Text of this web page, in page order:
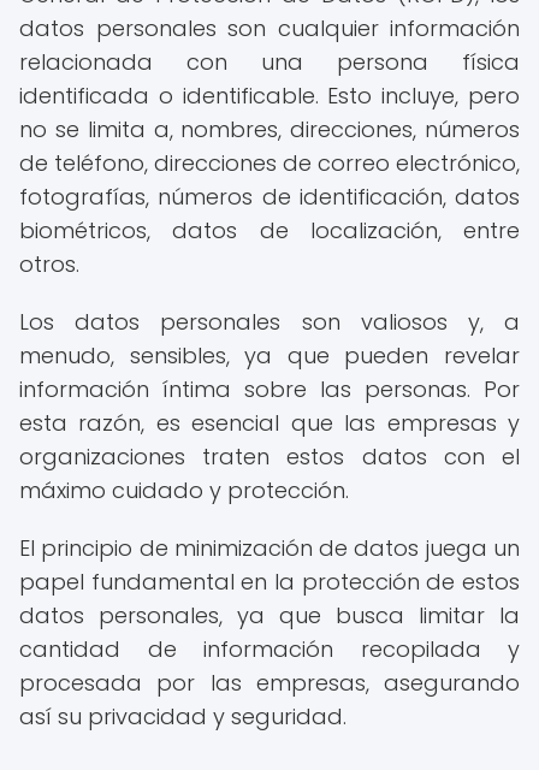
datos personales son cualquier información
relacionada con una persona física
identificada o identificable. Esto incluye, pero
no se limita a, nombres, direcciones, números
de teléfono, direcciones de correo electrónico,
fotografías, números de identificación, datos
biométricos, datos de localización, entre
otros.
Los datos personales son valiosos y, a
menudo, sensibles, ya que pueden revelar
información íntima sobre las personas. Por
esta razón, es esencial que las empresas y
organizaciones traten estos datos con el
máximo cuidado y protección.
El principio de minimización de datos juega un
papel fundamental en la protección de estos
datos personales, ya que busca limitar la
cantidad de información recopilada y
procesada por las empresas, asegurando
así su privacidad y seguridad.